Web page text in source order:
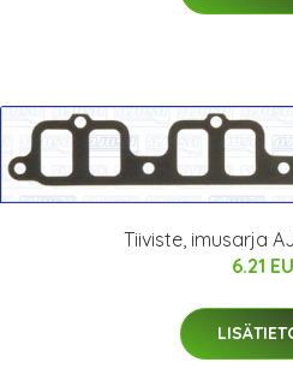
Tiiviste, imusarja
6.21